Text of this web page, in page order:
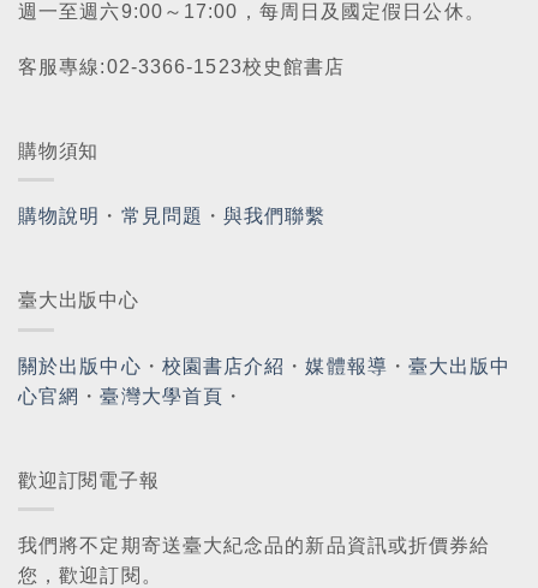
週一至週六9:00～17:00，每周日及國定假日公休。
客服專線:02-3366-1523校史館書店
購物須知
購物說明 ・ 常見問題 ・與我們聯繫
臺大出版中心
關於出版中心 ・ 校園書店介紹 ・媒體報導 ・ 臺大出版中
心官網 ・臺灣大學首頁 ・
歡迎訂閱電子報
我們將不定期寄送臺大紀念品的新品資訊或折價券給
您，歡迎訂閱。